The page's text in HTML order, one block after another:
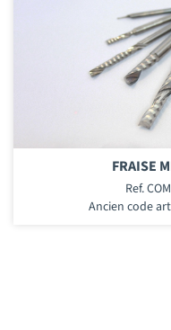
FRAISE
Ref.
Ancien code